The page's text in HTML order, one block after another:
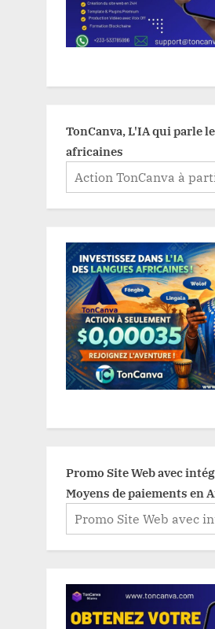
TonCanva, L'IA qui parle
africaines
Promo Site Web avec
Moyens de paiements en